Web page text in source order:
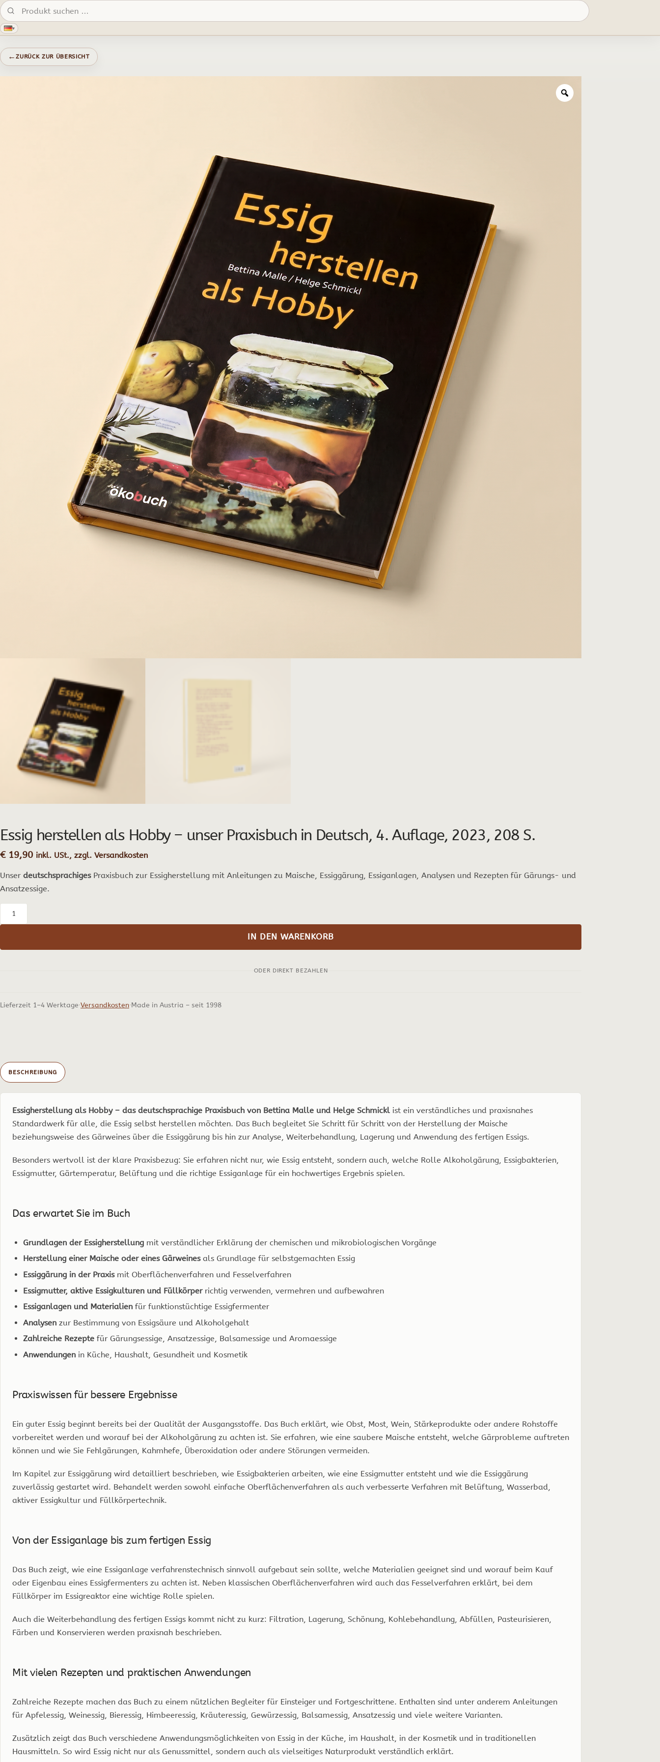
Produkte suchen:
▾
←ZURÜCK ZUR ÜBERSICHT
Essig herstellen als Hobby – unser Praxisbuch in Deutsch, 4. Auflage, 2023, 208 S.
€19,90 inkl. USt., zzgl. Versandkosten
Unser deutschsprachigesPraxisbuch zur Essigherstellung mit Anleitungen zu Maische, Essiggärung, Essiganlagen, Analysen und Rezepten für Gärungs- und
Ansatzessige.
als
2023,
208
S.
Menge
IN DEN WARENKORB
ODER DIREKT BEZAHLEN
Lieferzeit 1–4 Werktage Versandkosten Made in Austria – seit 1998
BESCHREIBUNG
Essigherstellung als Hobby – das deutschsprachige Praxisbuch von Bettina Malle und Helge Schmickl ist ein verständliches und praxisnahes
Standardwerk für alle, die Essig selbst herstellen möchten. Das Buch begleitet Sie Schritt für Schritt von der Herstellung der Maische
beziehungsweise des Gärweines über die Essiggärung bis hin zur Analyse, Weiterbehandlung, Lagerung und Anwendung des fertigen Essigs.
Besonders wertvoll ist der klare Praxisbezug: Sie erfahren nicht nur, wie Essig entsteht, sondern auch, welche Rolle Alkoholgärung, Essigbakterien,
Essigmutter, Gärtemperatur, Belüftung und die richtige Essiganlage für ein hochwertiges Ergebnis spielen.
Das erwartet Sie im Buch
Grundlagen der Essigherstellung mit verständlicher Erklärung der chemischen und mikrobiologischen Vorgänge
Herstellung einer Maische oder eines Gärweinesals Grundlage für selbstgemachten Essig
Essiggärung in der Praxismit Oberflächenverfahren und Fesselverfahren
Essigmutter, aktive Essigkulturen und Füllkörperrichtig verwenden, vermehren und aufbewahren
Essiganlagen und Materialien für funktionstüchtige Essigfermenter
Analysen zur Bestimmung von Essigsäure und Alkoholgehalt
Zahlreiche Rezepte für Gärungsessige, Ansatzessige, Balsamessige und Aromaessige
Anwendungen in Küche, Haushalt, Gesundheit und Kosmetik
Praxiswissen für bessere Ergebnisse
Ein guter Essig beginnt bereits bei der Qualität der Ausgangsstoffe. Das Buch erklärt, wie Obst, Most, Wein, Stärkeprodukte oder andere Rohstoffe
vorbereitet werden und worauf bei der Alkoholgärung zu achten ist. Sie erfahren, wie eine saubere Maische entsteht, welche Gärprobleme auftreten
können und wie Sie Fehlgärungen, Kahmhefe, Überoxidation oder andere Störungen vermeiden.
Im Kapitel zur Essiggärung wird detailliert beschrieben, wie Essigbakterien arbeiten, wie eine Essigmutter entsteht und wie die Essiggärung
zuverlässig gestartet wird. Behandelt werden sowohl einfache Oberflächenverfahren als auch verbesserte Verfahren mit Belüftung, Wasserbad,
aktiver Essigkultur und Füllkörpertechnik.
Von der Essiganlage bis zum fertigen Essig
Das Buch zeigt, wie eine Essiganlage verfahrenstechnisch sinnvoll aufgebaut sein sollte, welche Materialien geeignet sind und worauf beim Kauf
oder Eigenbau eines Essigfermenters zu achten ist. Neben klassischen Oberflächenverfahren wird auch das Fesselverfahren erklärt, bei dem
Füllkörper im Essigreaktor eine wichtige Rolle spielen.
Auch die Weiterbehandlung des fertigen Essigs kommt nicht zu kurz: Filtration, Lagerung, Schönung, Kohlebehandlung, Abfüllen, Pasteurisieren,
Färben und Konservieren werden praxisnah beschrieben.
Mit vielen Rezepten und praktischen Anwendungen
Zahlreiche Rezepte machen das Buch zu einem nützlichen Begleiter für Einsteiger und Fortgeschrittene. Enthalten sind unter anderem Anleitungen
für Apfelessig, Weinessig, Bieressig, Himbeeressig, Kräuteressig, Gewürzessig, Balsamessig, Ansatzessig und viele weitere Varianten.
Zusätzlich zeigt das Buch verschiedene Anwendungsmöglichkeiten von Essig in der Küche, im Haushalt, in der Kosmetik und in traditionellen
Hausmitteln. So wird Essig nicht nur als Genussmittel, sondern auch als vielseitiges Naturprodukt verständlich erklärt.